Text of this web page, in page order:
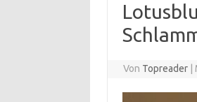
Von Topreader